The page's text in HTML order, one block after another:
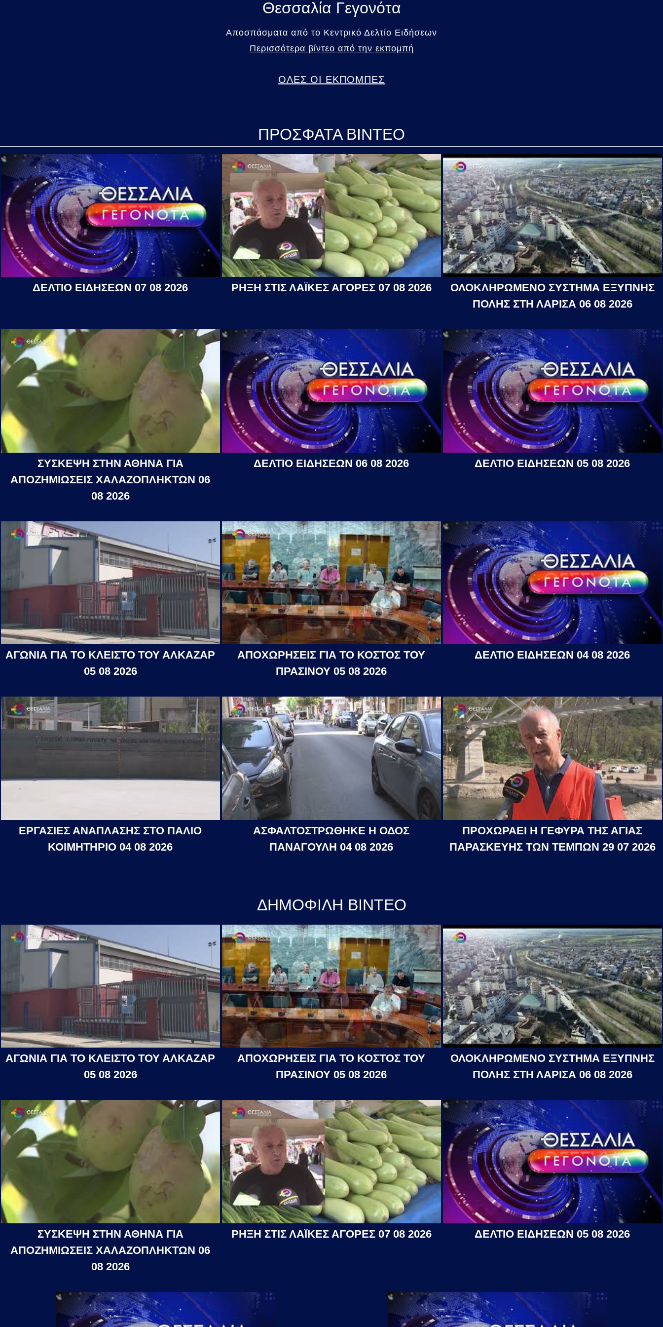
Θεσσαλία Γεγονότα
Αποσπάσματα από το Κεντρικό Δελτίο Ειδήσεων
Περισσότερα βίντεο από την εκπομπή
ΟΛΕΣ ΟΙ ΕΚΠΟΜΠΕΣ
ΠΡΟΣΦΑΤΑ ΒΙΝΤΕΟ
ΔΕΛΤΙΟ ΕΙΔΗΣΕΩΝ 07 08 2026 ΡΗΞΗ ΣΤΙΣ ΛΑΪΚΕΣ ΑΓΟΡΕΣ 07 08 2026
ΟΛΟΚΛΗΡΩΜΕΝΟ ΣΥΣΤΗΜΑ ΕΞΥΠΝΗΣ
ΠΟΛΗΣ ΣΤΗ ΛΑΡΙΣΑ 06 08 2026
ΣΥΣΚΕΨΗ ΣΤΗΝ ΑΘΗΝΑ ΓΙΑ
ΑΠΟΖΗΜΙΩΣΕΙΣ ΧΑΛΑΖΟΠΛΗΚΤΩΝ 06
08 2026
ΔΕΛΤΙΟ ΕΙΔΗΣΕΩΝ 06 08 2026 ΔΕΛΤΙΟ ΕΙΔΗΣΕΩΝ 05 08 2026
ΑΓΩΝΙΑ ΓΙΑ ΤΟ ΚΛΕΙΣΤΟ ΤΟΥ ΑΛΚΑΖΑΡ
05 08 2026
ΑΠΟΧΩΡΗΣΕΙΣ ΓΙΑ ΤΟ ΚΟΣΤΟΣ ΤΟΥ
ΠΡΑΣΙΝΟΥ 05 08 2026
ΔΕΛΤΙΟ ΕΙΔΗΣΕΩΝ 04 08 2026
ΕΡΓΑΣΙΕΣ ΑΝΑΠΛΑΣΗΣ ΣΤΟ ΠΑΛΙΟ
ΚΟΙΜΗΤΗΡΙΟ 04 08 2026
ΑΣΦΑΛΤΟΣΤΡΩΘΗΚΕ Η ΟΔΟΣ
ΠΑΝΑΓΟΥΛΗ 04 08 2026
ΠΡΟΧΩΡΑΕΙ Η ΓΕΦΥΡΑ ΤΗΣ ΑΓΙΑΣ
ΠΑΡΑΣΚΕΥΗΣ ΤΩΝ ΤΕΜΠΩΝ 29 07 2026
ΔΗΜΟΦΙΛΗ ΒΙΝΤΕΟ
ΑΓΩΝΙΑ ΓΙΑ ΤΟ ΚΛΕΙΣΤΟ ΤΟΥ ΑΛΚΑΖΑΡ
05 08 2026
ΑΠΟΧΩΡΗΣΕΙΣ ΓΙΑ ΤΟ ΚΟΣΤΟΣ ΤΟΥ
ΠΡΑΣΙΝΟΥ 05 08 2026
ΟΛΟΚΛΗΡΩΜΕΝΟ ΣΥΣΤΗΜΑ ΕΞΥΠΝΗΣ
ΠΟΛΗΣ ΣΤΗ ΛΑΡΙΣΑ 06 08 2026
ΣΥΣΚΕΨΗ ΣΤΗΝ ΑΘΗΝΑ ΓΙΑ
ΑΠΟΖΗΜΙΩΣΕΙΣ ΧΑΛΑΖΟΠΛΗΚΤΩΝ 06
08 2026
ΡΗΞΗ ΣΤΙΣ ΛΑΪΚΕΣ ΑΓΟΡΕΣ 07 08 2026 ΔΕΛΤΙΟ ΕΙΔΗΣΕΩΝ 05 08 2026